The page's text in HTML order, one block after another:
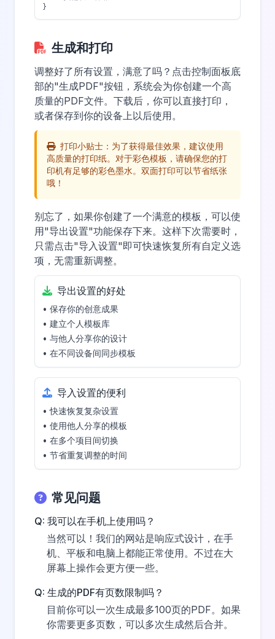
}
生成和打印
调整好了所有设置，满意了吗？点击控制面板底
部的"生成PDF"按钮，系统会为你创建一个高
质量的PDF文件。下载后，你可以直接打印，
或者保存到你的设备上以后使用。
打印小贴士：为了获得最佳效果，建议使用
高质量的打印纸。对于彩色模板，请确保您的打
印机有足够的彩色墨水。双面打印可以节省纸张
哦！
别忘了，如果你创建了一个满意的模板，可以使
用"导出设置"功能保存下来。这样下次需要时，
只需点击"导入设置"即可快速恢复所有自定义选
项，无需重新调整。
导出设置的好处
• 保存你的创意成果
• 建立个人模板库
• 与他人分享你的设计
• 在不同设备间同步模板
导入设置的便利
• 快速恢复复杂设置
• 使用他人分享的模板
• 在多个项目间切换
• 节省重复调整的时间
常见问题
Q: 我可以在手机上使用吗？
当然可以！我们的网站是响应式设计，在手
机、平板和电脑上都能正常使用。不过在大
屏幕上操作会更方便一些。
Q: 生成的PDF有页数限制吗？
目前你可以一次生成最多100页的PDF。如果
你需要更多页数，可以多次生成然后合并。